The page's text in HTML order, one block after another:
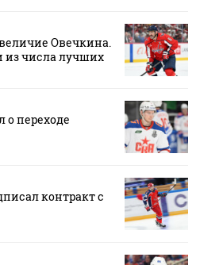
Овечкина.
из числа лучших
о переходе
контракт с